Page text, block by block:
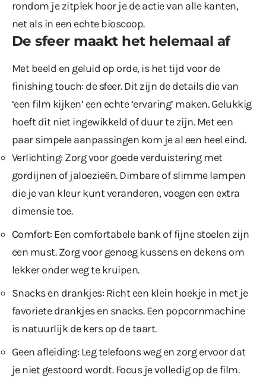
rondom je zitplek hoor je de actie van alle kanten,
net als in een echte bioscoop.
De sfeer maakt het helemaal af
Met beeld en geluid op orde, is het tijd voor de
finishing touch: de sfeer. Dit zijn de details die van
‘een film kijken’ een echte ‘ervaring’ maken. Gelukkig
hoeft dit niet ingewikkeld of duur te zijn. Met een
paar simpele aanpassingen kom je al een heel eind.
Verlichting: Zorg voor goede verduistering met
gordijnen of jaloezieën. Dimbare of slimme lampen
die je van kleur kunt veranderen, voegen een extra
dimensie toe.
Comfort: Een comfortabele bank of fijne stoelen zijn
een must. Zorg voor genoeg kussens en dekens om
lekker onder weg te kruipen.
Snacks en drankjes: Richt een klein hoekje in met je
favoriete drankjes en snacks. Een popcornmachine
is natuurlijk de kers op de taart.
Geen afleiding: Leg telefoons weg en zorg ervoor dat
je niet gestoord wordt. Focus je volledig op de film.